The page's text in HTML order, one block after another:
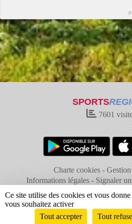
SPORTS
7601
Charte cookies
Informations légales
Signaler
Envie de participer ?
Ce site utilise des cookies et vous
vous souhaitez activer
Tout accepter
Tout